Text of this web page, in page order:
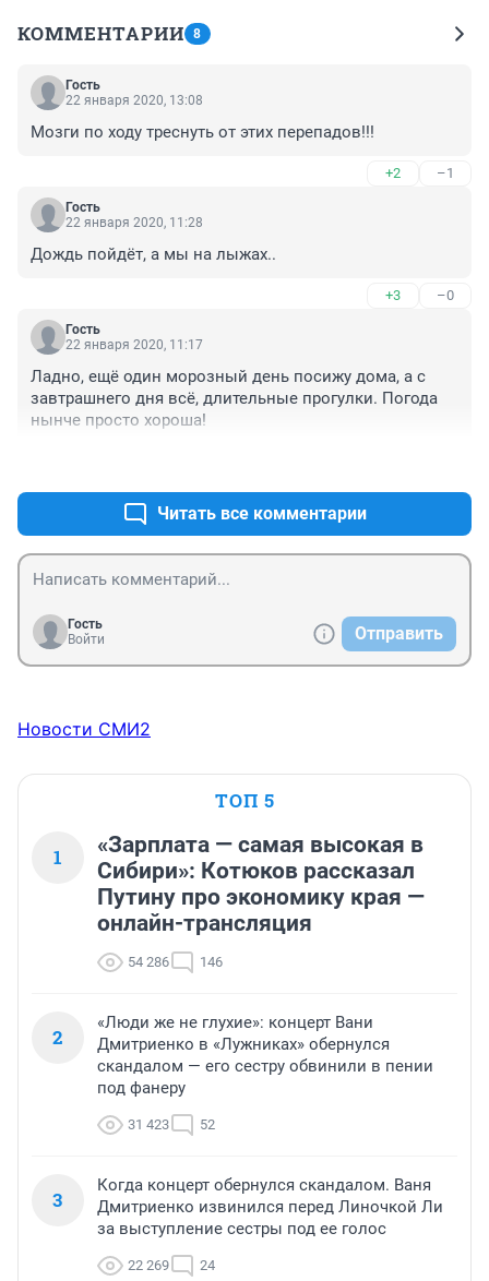
КОММЕНТАРИИ 8
Гость
22 января 2020, 13:08
Мозги по ходу треснуть от этих перепадов!!!
+2 –1
Гость
22 января 2020, 11:28
Дождь пойдёт, а мы на лыжах..
+3 –0
Гость
22 января 2020, 11:17
Ладно, ещё один морозный день посижу дома, а с
завтрашнего дня всё, длительные прогулки. Погода
нынче просто хороша!
Читать все комментарии
Гость
Войти
Отправить
Новости СМИ2
ТОП 5
1
«Зарплата — самая высокая в
Сибири»: Котюков рассказал
Путину про экономику края —
онлайн-трансляция
54 286 146
2
«Люди же не глухие»: концерт Вани
Дмитриенко в «Лужниках» обернулся
скандалом — его сестру обвинили в пении
под фанеру
31 423 52
3
Когда концерт обернулся скандалом. Ваня
Дмитриенко извинился перед Линочкой Ли
за выступление сестры под ее голос
22 269 24